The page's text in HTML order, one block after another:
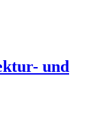
und